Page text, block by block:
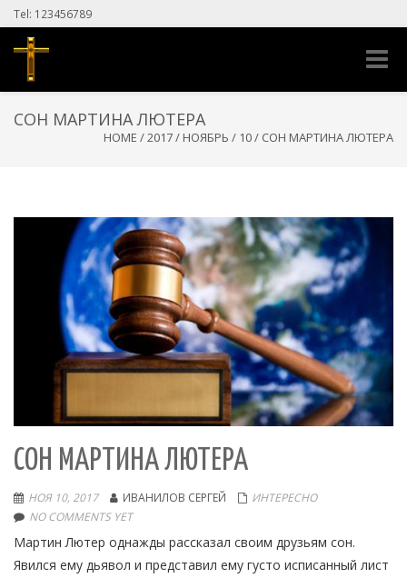
Tel: 123456789
Toggle
СОН МАРТИНА ЛЮТЕРА
HOME /2017/ НОЯБРЬ / 10/ СОН МАРТИНА ЛЮТЕРА
СОН МАРТИНА ЛЮТЕРА
НОЯ 10, 2017 ИВАНИЛОВ СЕРГЕЙ
ИНТЕРЕСНО
NO COMMENTS YET
Мартин Лютер однажды рассказал своим друзьям сон.
Явился ему дьявол и представил ему густо исписанный лист